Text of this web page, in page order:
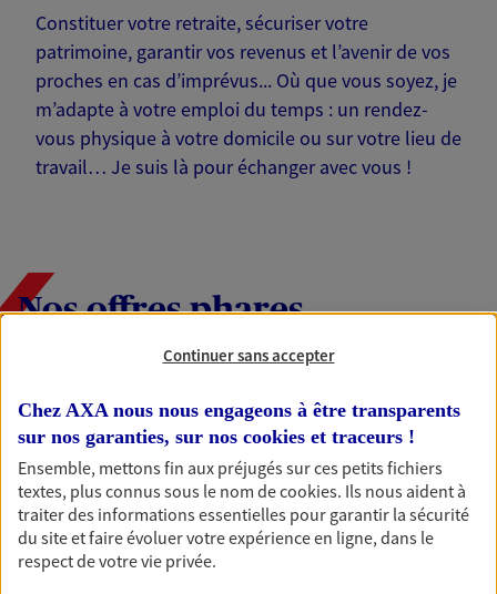
Constituer votre retraite, sécuriser votre
patrimoine, garantir vos revenus et l’avenir de vos
proches en cas d’imprévus... Où que vous soyez, je
m’adapte à votre emploi du temps : un rendez-
vous physique à votre domicile ou sur votre lieu de
travail… Je suis là pour échanger avec vous !
Nos offres phares
Épargne
Réalisez vos projets grâce à votre épargne : achat
immobilier, études des enfants ou voyage autour
du monde… Épargnez à votre rythme et
simplement, selon votre profil.
Retraite
Continuer sans accepter
Chez AXA nous nous engageons à être transparents
sur nos garanties, sur nos cookies et traceurs !
Ensemble, mettons fin aux préjugés sur ces petits fichiers
textes, plus connus sous le nom decookies. Ils nous aident à
traiter des informations essentielles pour garantir la sécurité
du site et faire évoluer votre expérience en ligne, dans le
respect de votre vie privée.